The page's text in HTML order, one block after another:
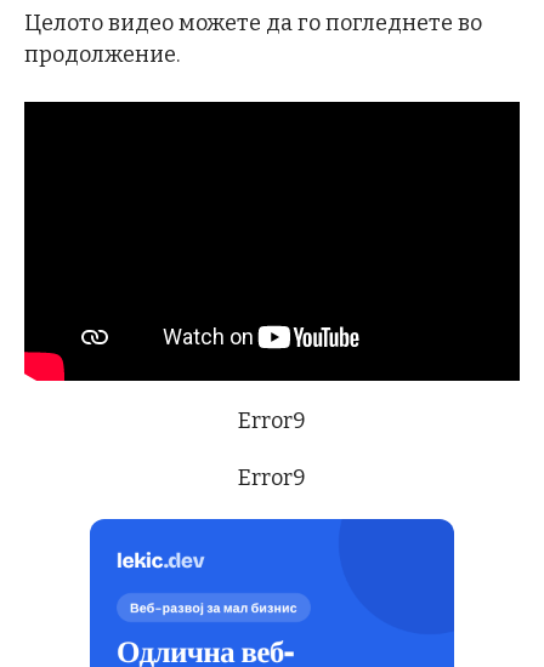
Целото видео можете да го погледнете во
продолжение.
Error9
Error9